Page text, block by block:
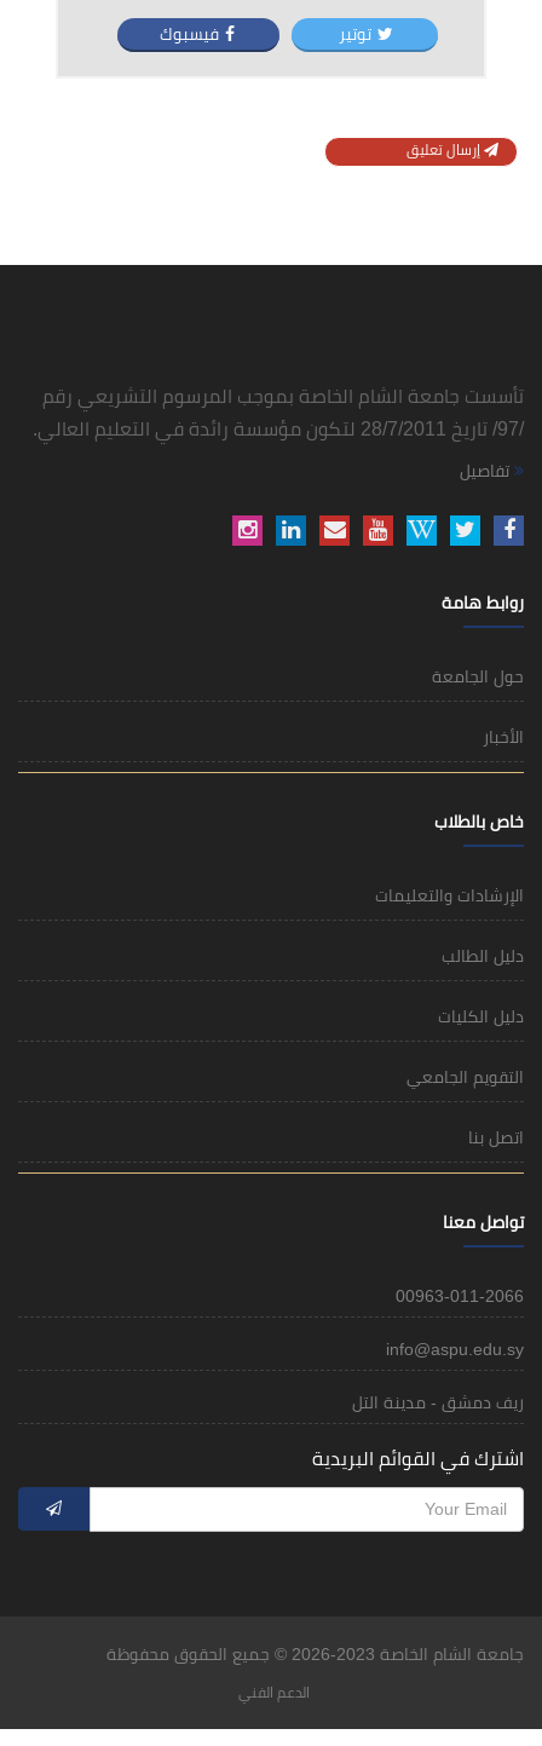
توتير فيسبوك
إرسال تعليق
تأسست جامعة الشام الخاصة بموجب المرسوم التشريعي رقم
/97/ تاريخ 28/7/2011 لتكون مؤسسة رائدة في التعليم العالي.
تفاصيل
روابط هامة
حول الجامعة
الأخبار
خاص بالطلاب
الإرشادات والتعليمات
دليل الطالب
دليل الكليات
التقويم الجامعي
اتصل بنا
تواصل معنا
00963-011-2066
info@aspu.edu.sy
ريف دمشق - مدينة التل
اشترك في القوائم البريدية
جامعة الشام الخاصة 2023-2026 © جميع الحقوق محفوظة
الدعم الفني